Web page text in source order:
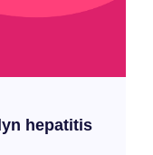
hepatitis